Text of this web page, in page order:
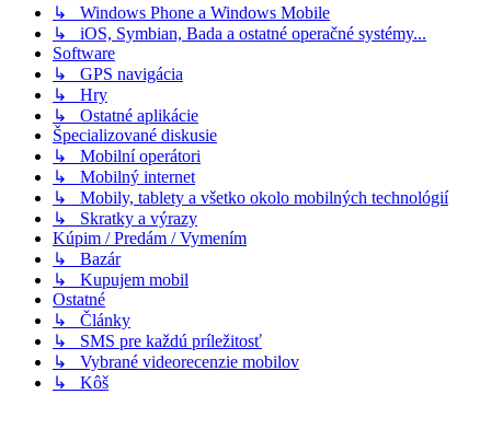
↳ Windows Phone a Windows Mobile
↳ iOS, Symbian, Bada a ostatné operačné systémy...
Software
↳ GPS navigácia
↳ Hry
↳ Ostatné aplikácie
Špecializované diskusie
↳ Mobilní operátori
↳ Mobilný internet
↳ Mobily, tablety a všetko okolo mobilných technológií
↳ Skratky a výrazy
Kúpim / Predám / Vymením
↳ Bazár
↳ Kupujem mobil
Ostatné
↳ Články
↳ SMS pre každú príležitosť
↳ Vybrané videorecenzie mobilov
↳ Kôš